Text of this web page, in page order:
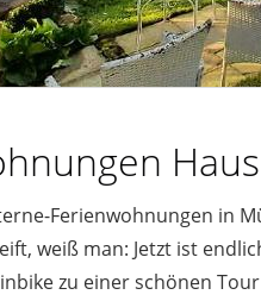
Ferienwohnungen in
weiß man: Jetzt ist
zu einer schönen